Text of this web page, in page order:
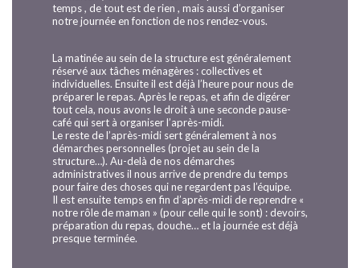
temps , de tout est de rien , mais aussi d’organiser
notre journée en fonction de nos rendez-vous.
La matinée au sein de la structure est généralement
réservé aux tâches ménagères : collectives et
individuelles. Ensuite il est déjà l’heure pour nous de
préparer le repas. Après le repas, et afin de digérer
tout cela, nous avons le droit à une seconde pause-
café qui sert à organiser l’après-midi.
Le reste de l’après-midi sert généralement à nos
démarches personnelles (projet au sein de la
structure…). Au-delà de nos démarches
administratives il nous arrive de prendre du temps
pour faire des choses qui ne regardent pas l’équipe.
Il est ensuite temps en fin d’après-midi de reprendre «
notre rôle de maman » (pour celle qui le sont) : devoirs,
préparation du repas, douche… et la journée est déjà
presque terminée.